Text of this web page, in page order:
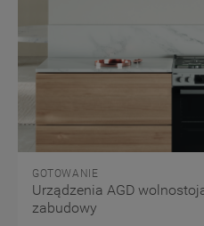
GOTOWANIE
Urządzenia AGD
zabudowy